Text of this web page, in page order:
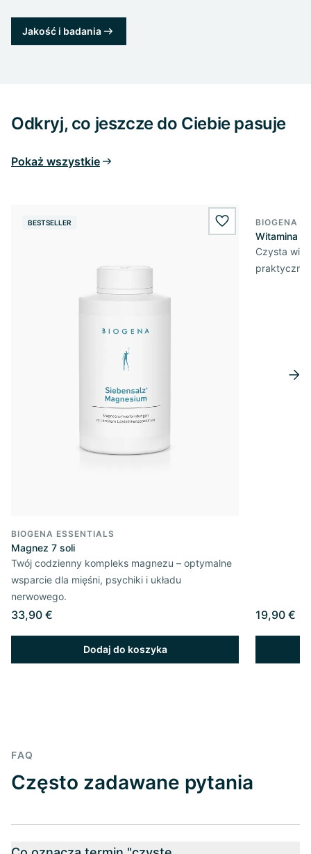
Jakość i badania
Odkryj, co jeszcze do Ciebie pasuje
Pokaż wszystkie
BESTSELLER wishlist.add
BIOGENA ESSENTIALS
Magnez 7 soli
Twój codzienny kompleks magnezu – optymalne
wsparcie dla mięśni, psychiki i układu
nerwowego.
33,90 €
Dodaj do koszyka
BIOGENA
Witamina
Czysta
19,90 €
FAQ
Często zadawane pytania